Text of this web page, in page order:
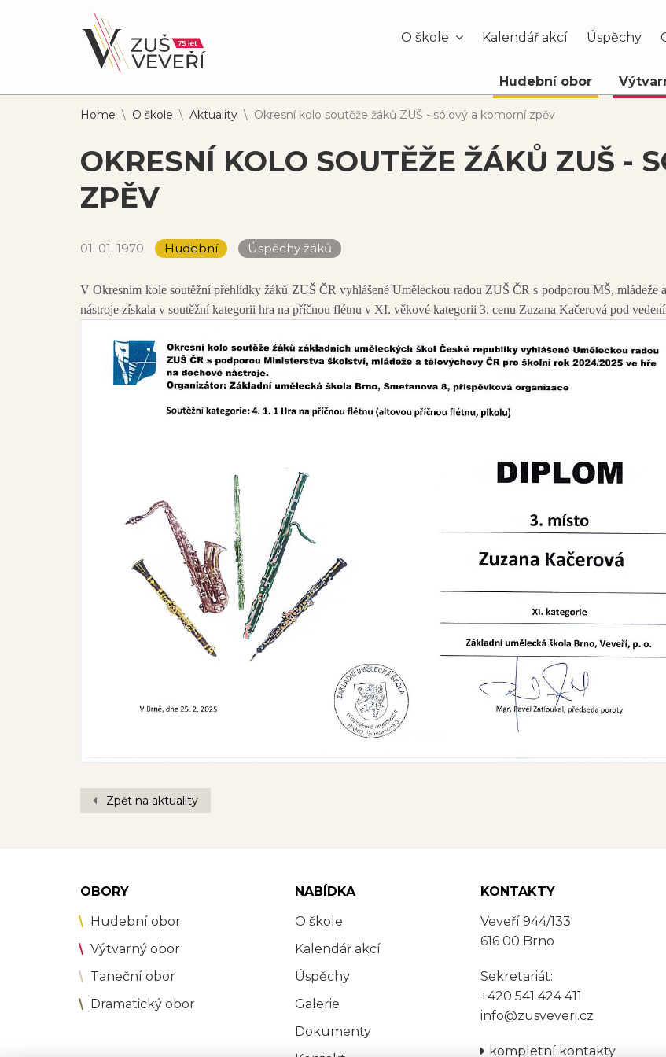
O škole Kalendář akcí Úspěchy
Hudební obor
Home \ O škole \ Aktuality \ Okresní kolo soutěže žáků ZUŠ - sólový a komorní zpěv
OKRESNÍ KOLO SOUTĚŽE ŽÁKŮ ZUŠ -
ZPĚV
01. 01. 1970 Hudební Úspěchy žáků
V Okresním kole soutěžní přehlídky žáků ZUŠ ČR vyhlášené Uměleckou radou ZUŠ ČR s podporou MŠ,
nástroje získala v soutěžní kategorii hra na příčnou flétnu v XI. věkové kategorii 3. cenu Zuzana Kačerová pod
Zpět na aktuality
OBORY
Hudební obor
Výtvarný obor
Taneční obor
Dramatický obor
NABÍDKA
O škole
Kalendář akcí
Úspěchy
Galerie
Dokumenty
KONTAKTY
Veveří 944/133
616 00 Brno
Sekretariát:
+420 541 424 411
info@zusveveri.cz
kompletní kontakty